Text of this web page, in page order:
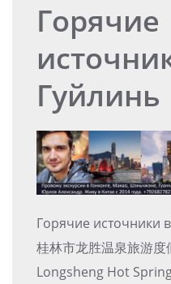
Горячие
Гуйлинь
Горячие источники
桂林市龙胜温泉旅游
Longsheng Hot